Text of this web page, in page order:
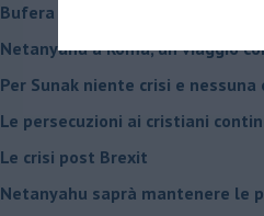
Bufera sull'immigrazione
Netanyahu a Roma, un viaggio
Per Sunak niente crisi e nessuna
Le persecuzioni ai cristiani
Le crisi post Brexit
Netanyahu saprà mantenere le